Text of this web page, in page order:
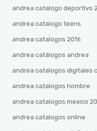
andrea catalogo deportivo
andrea catalogo teens
andrea catalogos 2016
andrea catálogos andrea
andrea catalogos digitales
andrea catalogos hombre
andrea catalogos mexico
andrea catalogos online